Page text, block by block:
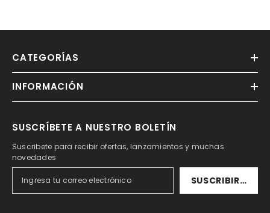
CATEGORÍAS
INFORMACIÓN
SUSCRÍBETE A NUESTRO BOLETÍN
Suscribete para recibir ofertas, lanzamientos y muchas
novedades
SUSCRIBIRSE